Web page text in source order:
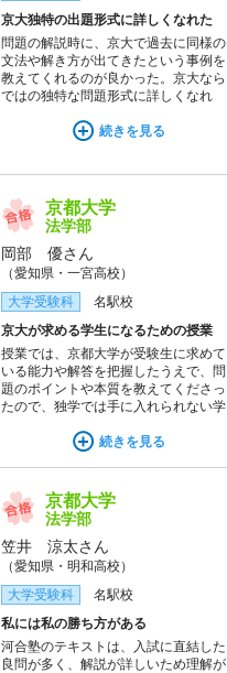
京大独特の出題形式に詳しくなれた
問題の解説時に、京大で過去に同様の
文法や解き方が出てきたという事例を
教えてくれるのが良かった。京大なら
ではの独特な問題形式に詳しくなれ
も演習できるので、難しい問題への耐
続きを見る
京都大学
法学部
岡部 優さん
（愛知県・一宮高校）
大学受験科
名駅校
京大が求める学生になるための授業
授業では、京都大学が受験生に求めて
いる能力や解答を把握したうえで、問
題のポイントや本質を教えてくださっ
たので、独学では手に入れられない学
続きを見る
京都大学
法学部
笠井 涼太さん
（愛知県・明和高校）
大学受験科
名駅校
私には私の勝ち方がある
河合塾のテキストは、入試に直結した
良問が多く、解説が詳しいため理解が